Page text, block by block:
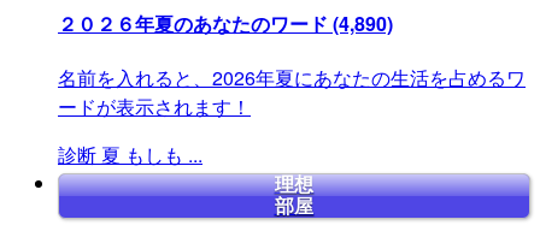
２０２６年夏のあなたのワード (4,890)
名前を入れると、2026年夏にあなたの生活を占めるワ
ードが表示されます！
診断 夏 もしも ...
理想
部屋